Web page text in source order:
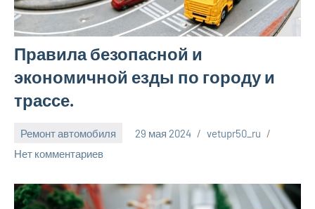
Правила безопасной и
экономичной езды по городу и
трассе.
Ремонт автомобиля 29 мая 2024
vetupr50_ru
Нет комментариев